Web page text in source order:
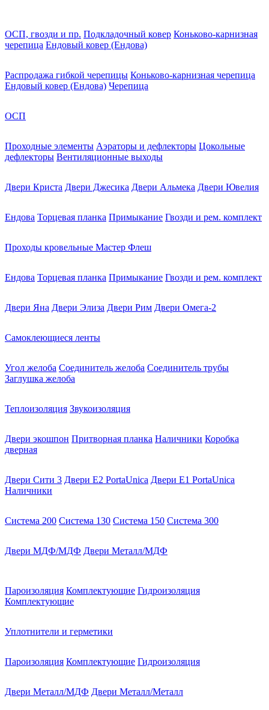
ОСП, гвозди и пр. Подкладочный ковер Коньково-карнизная
черепица Ендовый ковер (Ендова)
Распродажа гибкой черепицы Коньково-карнизная черепица
Ендовый ковер (Ендова) Черепица
ОСП
Проходные элементы Аэраторы и дефлекторы Цокольные
дефлекторы Вентиляционные выходы
Двери Криста Двери Джесика Двери Альмека Двери Ювелия
Ендова Торцевая планка Примыкание Гвозди и рем. комплект
Проходы кровельные Мастер Флеш
Ендова Торцевая планка Примыкание Гвозди и рем. комплект
Двери Яна Двери Элиза Двери Рим Двери Омега-2
Самоклеющиеся ленты
Угол желоба Соединитель желоба Соединитель трубы
Заглушка желоба
Теплоизоляция Звукоизоляция
Двери экошпон Притворная планка Наличники Коробка
дверная
Двери Сити 3 Двери E2 PortaUnica Двери E1 PortaUnica
Наличники
Система 200 Система 130 Система 150 Система 300
Двери МДФ/МДФ Двери Металл/МДФ
Пароизоляция Комплектующие Гидроизоляция
Комплектующие
Уплотнители и герметики
Пароизоляция Комплектующие Гидроизоляция
Двери Металл/МДФ Двери Металл/Металл